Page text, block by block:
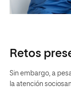
Retos
Sin embargo, a
la atención